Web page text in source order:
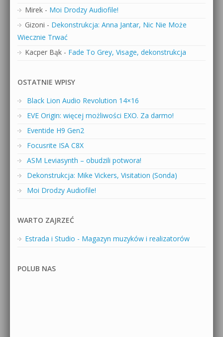
Mirek - Moi Drodzy Audiofile!
Gizoni - Dekonstrukcja: Anna Jantar, Nic Nie Może
Wiecznie Trwać
Kacper Bąk - Fade To Grey, Visage, dekonstrukcja
OSTATNIE WPISY
Black Lion Audio Revolution 14×16
EVE Origin: więcej możliwości EXO. Za darmo!
Eventide H9 Gen2
Focusrite ISA C8X
ASM Leviasynth – obudzili potwora!
Dekonstrukcja: Mike Vickers, Visitation (Sonda)
Moi Drodzy Audiofile!
WARTO ZAJRZEĆ
Estrada i Studio - Magazyn muzyków i realizatorów
POLUB NAS